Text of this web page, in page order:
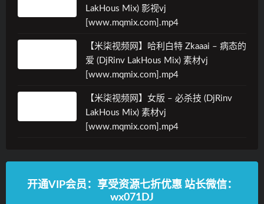
LakHous Mix) 影视vj
[www.mqmix.com].mp4
【米柒视频网】哈利白特 Zkaaai – 病态的
爱 (DjRinv LakHous Mix) 素材vj
[www.mqmix.com].mp4
【米柒视频网】女版 – 必杀技 (DjRinv
LakHous Mix) 素材vj
[www.mqmix.com].mp4
开通VIP会员：享受资源七折优惠 站长微信：
wx071DJ